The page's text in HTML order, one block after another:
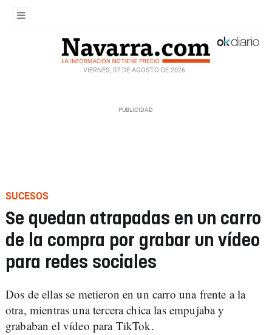
VIERNES, 07 DE AGOSTO DE 2026
SUCESOS
Se quedan atrapadas en un carro
de la compra por grabar un vídeo
para redes sociales
Dos de ellas se metieron en un carro una frente a la
otra, mientras una tercera chica las empujaba y
grababan el vídeo para TikTok.